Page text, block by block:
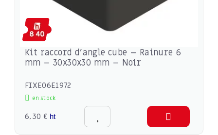
Kit raccord d’angle cube – Rainure 6
mm – 30x30x30 mm – Noir
FIXE06E1972
en stock
6,30 € ht